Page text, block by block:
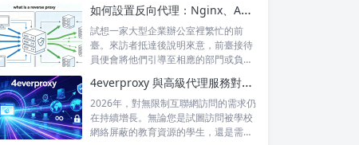
如何設置反向代理：Nginx、Apache 和 HAProxy 詳解
試想一家大型企業辦公室裡繁忙的前
臺。來訪者抵達後說明來意，前臺接待
員便會將他們引導至相應的部門或負責
4everproxy 與高級代理服務對比：速度、隱私和可靠性的比較
2026年，對無限制互聯網訪問的需求仍
在持續增長。無論您是試圖訪問被學校
網絡屏蔽的教育資源的學生，還是需要